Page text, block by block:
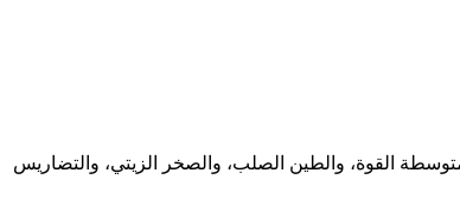
القوة، والطين الصلب، والصخر الزيتي، والتضاريس